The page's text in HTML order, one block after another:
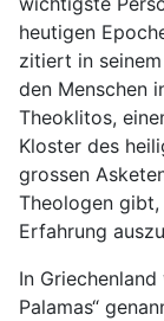
heutigen
zitiert in
den Menschen
Theoklitos,
Kloster des
grossen
Theologen
Erfahrung
In
Palamas“